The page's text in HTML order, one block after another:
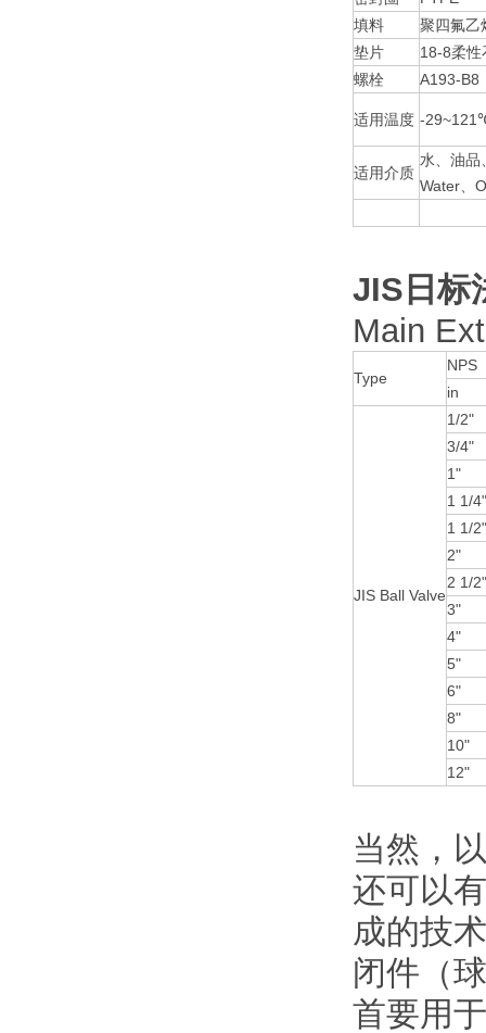
填料
聚四氟乙
垫片
18-8柔
螺栓
A193-B8
适用温度 -
适用介质
水、油品
Water、
JIS日标
Main
Type
NPS
in
JIS Ball Valve
1/2"
3/4"
1"
1 1/4"
1 1/2"
2"
2 1/2"
3"
4"
5"
6"
8"
10"
12"
当然，
还可以
成的技
闭件（
首要用